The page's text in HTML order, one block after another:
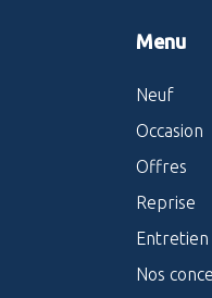
Menu
Neuf
Occasion
Offres
Reprise
Entretien
Nos